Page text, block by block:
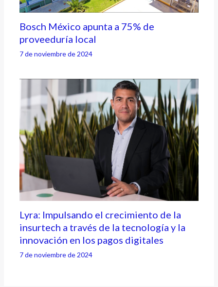
Bosch México apunta a 75% de
proveeduría local
7 de noviembre de 2024
Lyra: Impulsando el crecimiento de la
insurtech a través de la tecnología y la
innovación en los pagos digitales
7 de noviembre de 2024